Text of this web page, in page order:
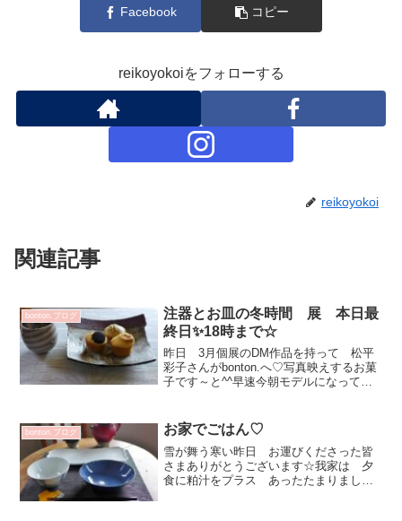
Facebook コピー
reikoyokoiをフォローする
reikoyokoi
関連記事
bonton.ブログ
注器とお皿の冬時間 展 本日最
終日✨18時まで☆
昨日 3月個展のDM作品を持って 松平
彩子さんがbonton.へ♡写真映えするお菓
子です～と^^早速今朝モデルになっても
円大村剛 板皿 4400円渡邉陽子 カ...
bonton.ブログ お家でごはん♡
雪が舞う寒い昨日 お運びくださった皆
さまありがとうございます☆我家は 夕
食に粕汁をプラス あったたまりまし